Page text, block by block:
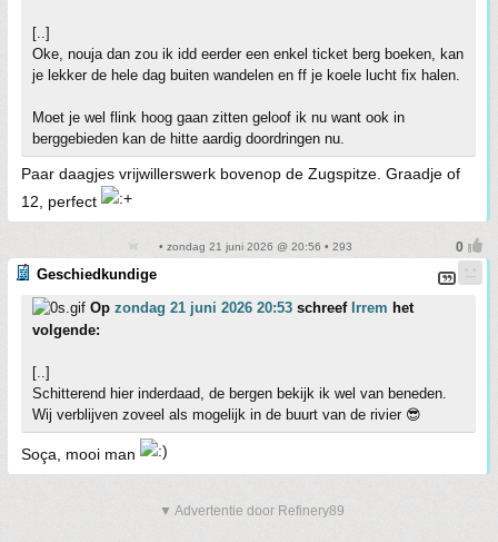
[..]
Oke, nouja dan zou ik idd eerder een enkel ticket berg boeken, kan
je lekker de hele dag buiten wandelen en ff je koele lucht fix halen.
Moet je wel flink hoog gaan zitten geloof ik nu want ook in
berggebieden kan de hitte aardig doordringen nu.
Paar daagjes vrijwillerswerk bovenop de Zugspitze. Graadje of
12, perfect
• zondag 21 juni 2026 @ 20:56 • 293
Geschiedkundige
Op zondag 21 juni 2026 20:53 schreef Irrem het
volgende:
[..]
Schitterend hier inderdaad, de bergen bekijk ik wel van beneden.
Wij verblijven zoveel als mogelijk in de buurt van de rivier 😎
Soça, mooi man
▼ Advertentie door Refinery89